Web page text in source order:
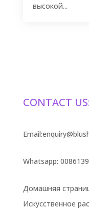
высокой...
CONTACT US:
Whatsapp:
Домашняя
Искусственное